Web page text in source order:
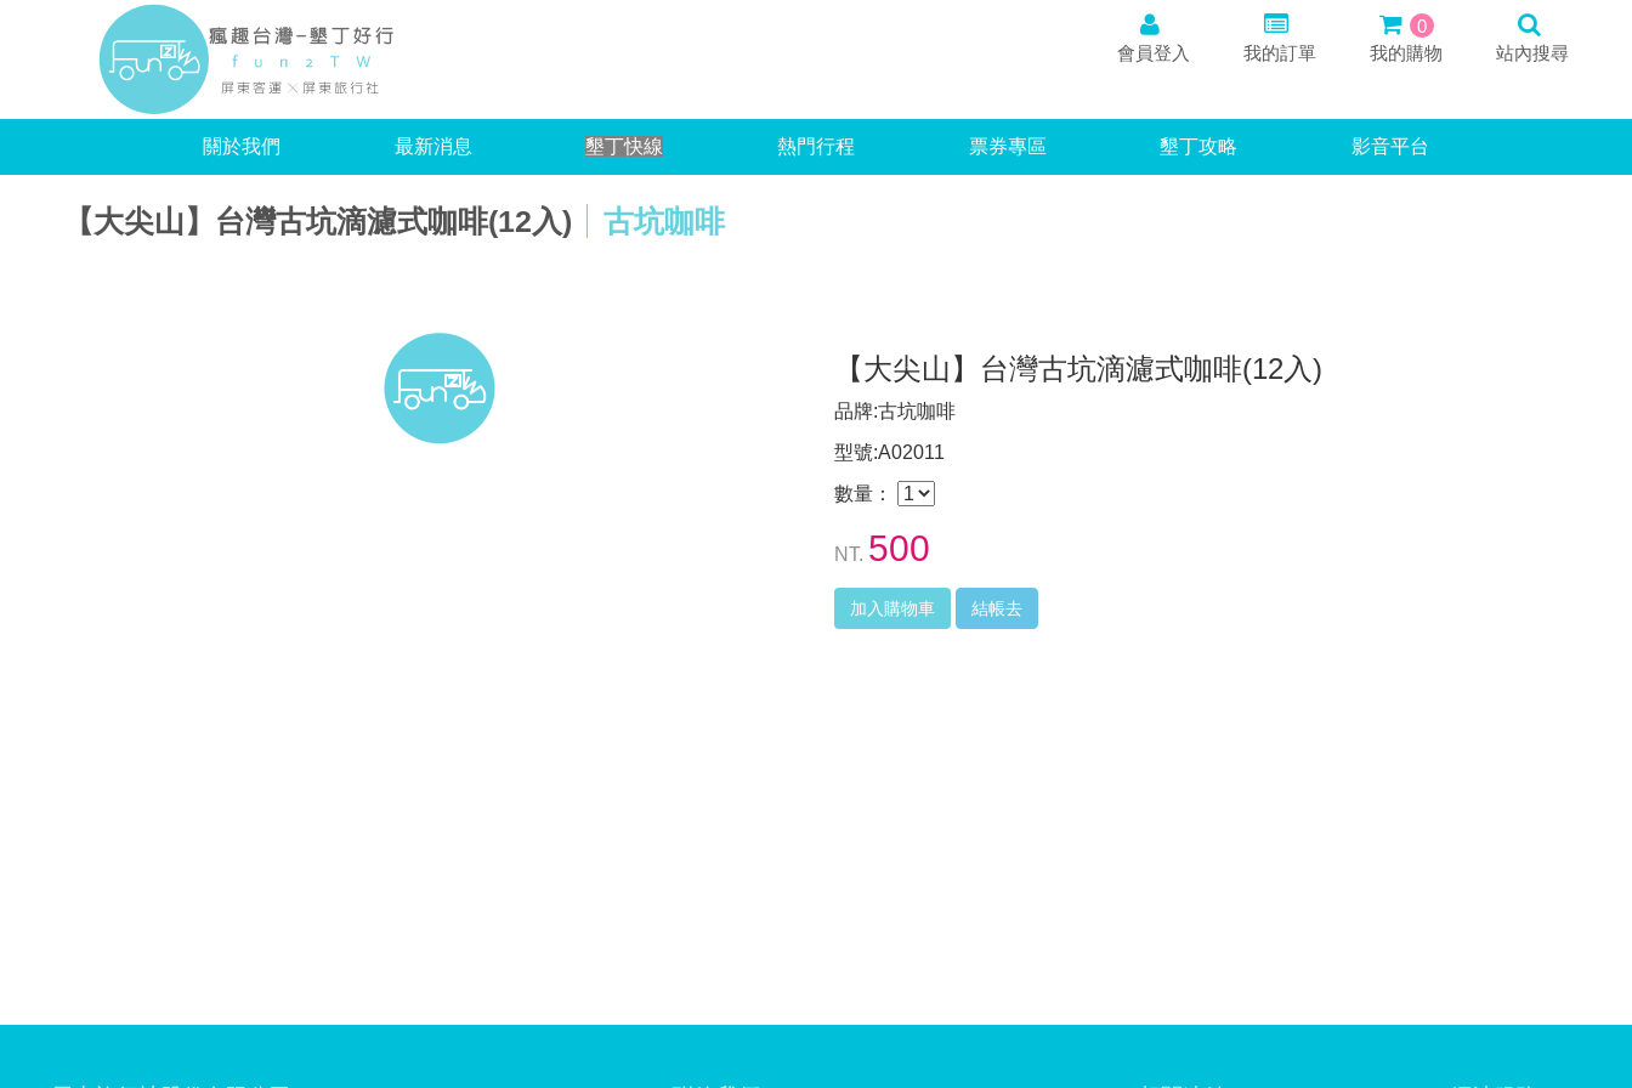
會員登入
我的訂單
0
我的購物
站內搜尋
關於我們 最新消息 墾丁快線 熱門行程 票券專區 墾丁攻略 影音平台
【大尖山】台灣古坑滴濾式咖啡(12入) 古坑咖啡
【大尖山】台灣古坑滴濾式咖啡(12入)
品牌:古坑咖啡
型號:A02011
數量：
NT. 500
加入購物車 結帳去